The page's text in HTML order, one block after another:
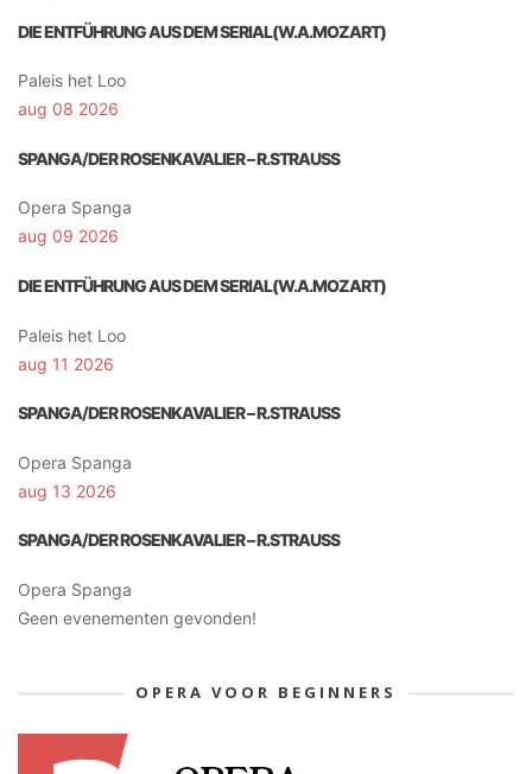
DIE ENTFÜHRUNG AUS DEM SERIAL(W.A.MOZART)
Paleis het Loo
aug 08 2026
SPANGA/DER ROSENKAVALIER – R.STRAUSS
Opera Spanga
aug 09 2026
DIE ENTFÜHRUNG AUS DEM SERIAL(W.A.MOZART)
Paleis het Loo
aug 11 2026
SPANGA/DER ROSENKAVALIER – R.STRAUSS
Opera Spanga
aug 13 2026
SPANGA/DER ROSENKAVALIER – R.STRAUSS
Opera Spanga
Geen evenementen gevonden!
OPERA VOOR BEGINNERS